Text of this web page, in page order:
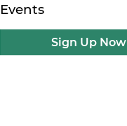
Events
Sign Up Now